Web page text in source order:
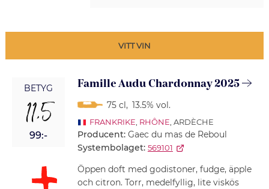
VITT VIN
BETYG
11,5
99:-
Famille Audu Chardonnay 2025
75 cl, 13.5% vol.
FRANKRIKE RHÔNE , ARDÈCHE
Producent: Gaec du mas de Reboul
Systembolaget: 569101
Öppen doft med godistoner, fudge, äpple
och citron. Torr, medelfyllig, lite viskös